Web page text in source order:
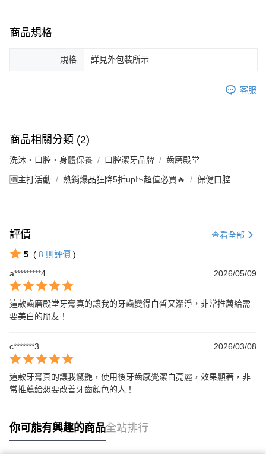
商品規格
規格 詳見外包裝所示
客服
商品相關分類 (2)
洗沐・口腔・身體保養 口腔潔牙品牌 齒磨殿堂
🆕主打活動 熱銷爆品狂降5折up📉超值必買🔥 保健口腔
評價 查看全部
5 ( 8 則評價 )
a*********4
2026/05/09
這款齒磨殿堂牙膏真的讓我的牙齒變得白皙又潔淨，非常推薦給需
要美白的朋友！
c*******3 2026/03/08
這款牙膏真的讓我驚艷，使用後牙齒感覺潔白亮麗，效果顯著，非
常推薦給想要改善牙齒顏色的人！
你可能有興趣的商品全站排行